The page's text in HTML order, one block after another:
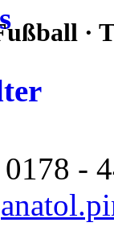
·
-